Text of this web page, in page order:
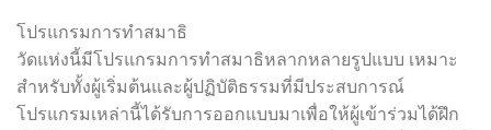
โปรแกรมการทำสมาธิ
วัดแห่งนี้มีโปรแกรมการทำสมาธิหลากหลายรูปแบบ เหมาะ
สำหรับทั้งผู้เริ่มต้นและผู้ปฏิบัติธรรมที่มีประสบการณ์
โปรแกรมเหล่านี้ได้รับการออกแบบมาเพื่อให้ผู้เข้าร่วมได้ฝึก